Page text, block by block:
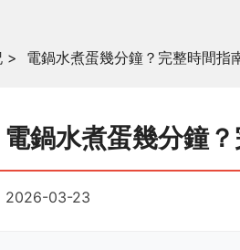
> 電鍋水煮蛋幾分鐘？完整時間指
電鍋水煮蛋幾分鐘
2026-03-23